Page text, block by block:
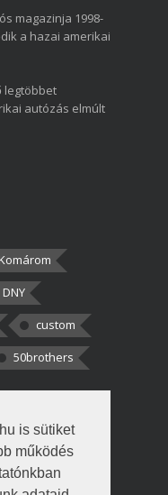
is sütiket
működés
magazinja 1998-
a hazai amerikai
legtöbbet
autózás elmúlt
DNY
custom
50brothers
csak két
hogy fél autót,